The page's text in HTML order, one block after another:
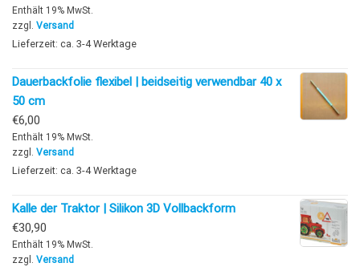
Enthält 19% MwSt.
zzgl. Versand
Lieferzeit: ca. 3-4 Werktage
Dauerbackfolie flexibel | beidseitig verwendbar 40 x
50 cm
€6,00
Enthält 19% MwSt.
zzgl. Versand
Lieferzeit: ca. 3-4 Werktage
Kalle der Traktor | Silikon 3D Vollbackform
€30,90
Enthält 19% MwSt.
zzgl. Versand